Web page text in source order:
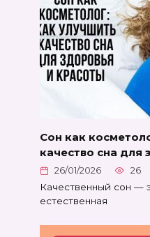
Сон как
качество сна для
26/01/2026 26
Качественный сон —
естественная